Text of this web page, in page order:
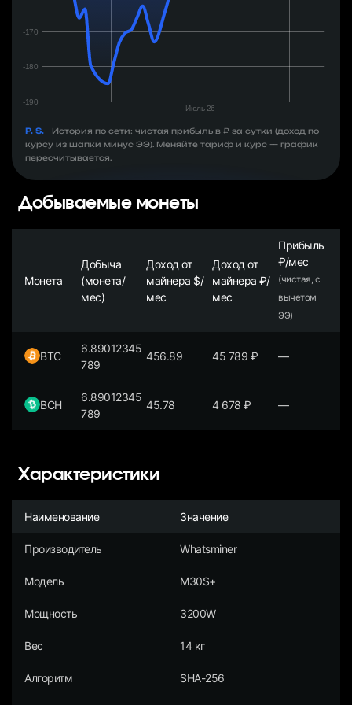
P. S.
История по сети: чистая прибыль в ₽ за сутки (доход по
курсу из шапки минус ЭЭ). Меняйте тариф и курс — график
пересчитывается.
Добываемые монеты
Монета
Добыча
(монета/
мес)
Доход от
майнера $/
мес
Доход от
майнера ₽/
мес
Прибыль
₽/мес
(чистая, с
вычетом
ЭЭ)
BTC
6.89012345
789
456.89 45 789 ₽ —
BCH
6.89012345
789
45.78 4 678 ₽ —
Характеристики
Наименование Значение
Производитель Whatsminer
Модель M30S+
Мощность 3200W
Вес 14 кг
Алгоритм SHA-256